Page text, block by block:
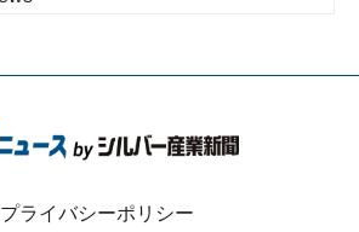
プライバシーポリシー